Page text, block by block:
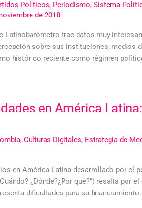
Políticos, Periodismo, Sistema
de 2018
Latinobarómetro trae datos muy
sobre sus instituciones, medios
histórico reciente como régimen
en América
, Culturas Digitales, Estrategia de
en América Latina desarrollado por el
¿Dónde?¿Por qué?”) resalta por
dificultades para su